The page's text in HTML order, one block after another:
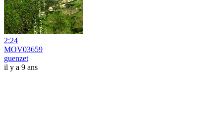
2:24
MOV03659
guenzet
il y a 9 ans